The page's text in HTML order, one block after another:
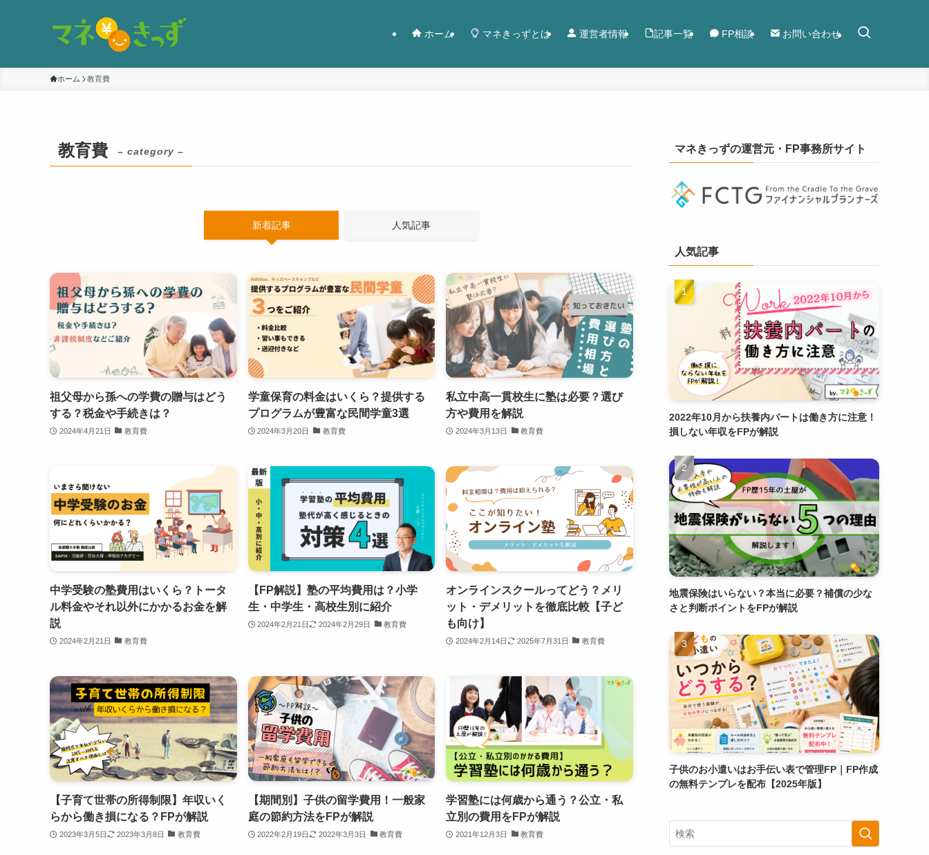
ホーム マネきっずとは 運営者情報 記事一覧 FP相談 お問い合わせ
ホーム 教育費
教育費 – category –
新着記事 人気記事
祖父母から孫への学費の贈与はどう
する？税金や手続きは？
2024年4月21日 教育費
学童保育の料金はいくら？提供する
プログラムが豊富な民間学童3選
2024年3月20日 教育費
私立中高一貫校生に塾は必要？選び
方や費用を解説
2024年3月13日 教育費
中学受験の塾費用はいくら？トータ
ル料金やそれ以外にかかるお金を解
説
2024年2月21日 教育費
【FP解説】塾の平均費用は？小学
生・中学生・高校生別に紹介
2024年2月21日 2024年2月29日 教育費
オンラインスクールってどう？メリ
ット・デメリットを徹底比較【子ど
も向け】
2024年2月14日 2025年7月31日 教育費
【子育て世帯の所得制限】年収いく
らから働き損になる？FPが解説
2023年3月5日 2023年3月8日 教育費
【期間別】子供の留学費用！一般家
庭の節約方法をFPが解説
2022年2月19日 2022年3月3日 教育費
学習塾には何歳から通う？公立・私
立別の費用をFPが解説
2021年12月3日 教育費
マネきっずの運営元・FP事務所サイト
人気記事
2022年10月から扶養内パートは働き方に注意！
損しない年収をFPが解説
地震保険はいらない？本当に必要？補償の少な
さと判断ポイントをFPが解説
子供のお小遣いはお手伝い表で管理FP｜FP作成
の無料テンプレを配布【2025年版】